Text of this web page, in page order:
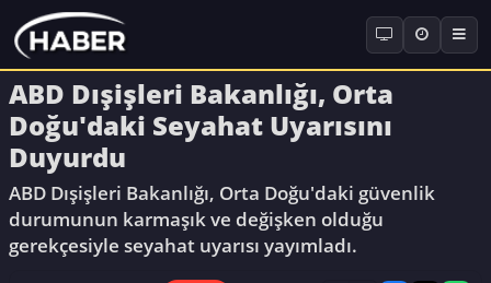
ABD Dışişleri Bakanlığı, Orta
Doğu'daki Seyahat Uyarısını
Duyurdu
ABD Dışişleri Bakanlığı, Orta Doğu'daki güvenlik
durumunun karmaşık ve değişken olduğu
gerekçesiyle seyahat uyarısı yayımladı.